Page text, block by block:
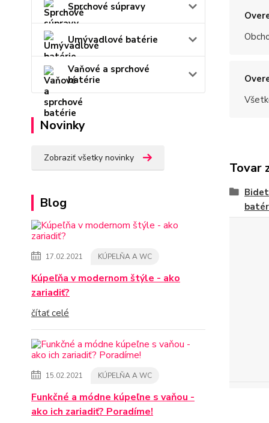
Sprchové súpravy
Umývadlové batérie
Vaňové a sprchové
batérie
Novinky
Zobraziť všetky novinky
Blog
17.02.2021 KÚPELŇA A WC
Kúpeľňa v modernom štýle - ako
zariadiť?
čítať celé
15.02.2021 KÚPELŇA A WC
Funkčné a módne kúpeľne s vaňou -
ako ich zariadiť? Poradíme!
Tovar